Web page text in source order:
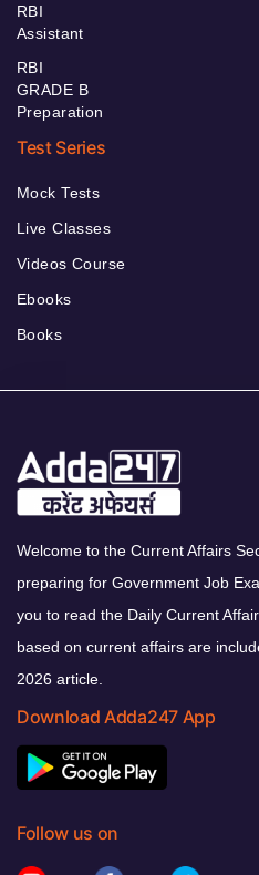
RBI
Assistant
RBI
GRADE B
Preparation
Test Series
Mock Tests
Live Classes
Videos Course
Ebooks
Books
Welcome to the Current Affairs
preparing for Government Job
you to read the Daily Current
based on current affairs are
2026 article.
Download Adda247 App
Follow us on